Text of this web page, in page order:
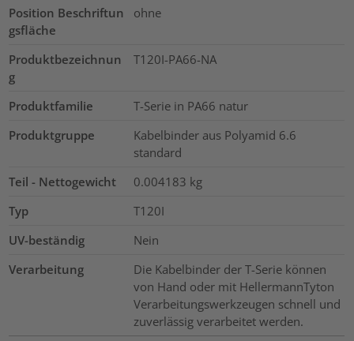
Position Beschriftun
gsfläche
ohne
Produktbezeichnun
g
T120I-PA66-NA
Produktfamilie
T-Serie in PA66 natur
Produktgruppe
Kabelbinder aus Polyamid 6.6
standard
Teil - Nettogewicht
0.004183 kg
Typ
T120I
UV-beständig
Nein
Verarbeitung
Die Kabelbinder der T-Serie können
von Hand oder mit HellermannTyton
Verarbeitungswerkzeugen schnell und
zuverlässig verarbeitet werden.